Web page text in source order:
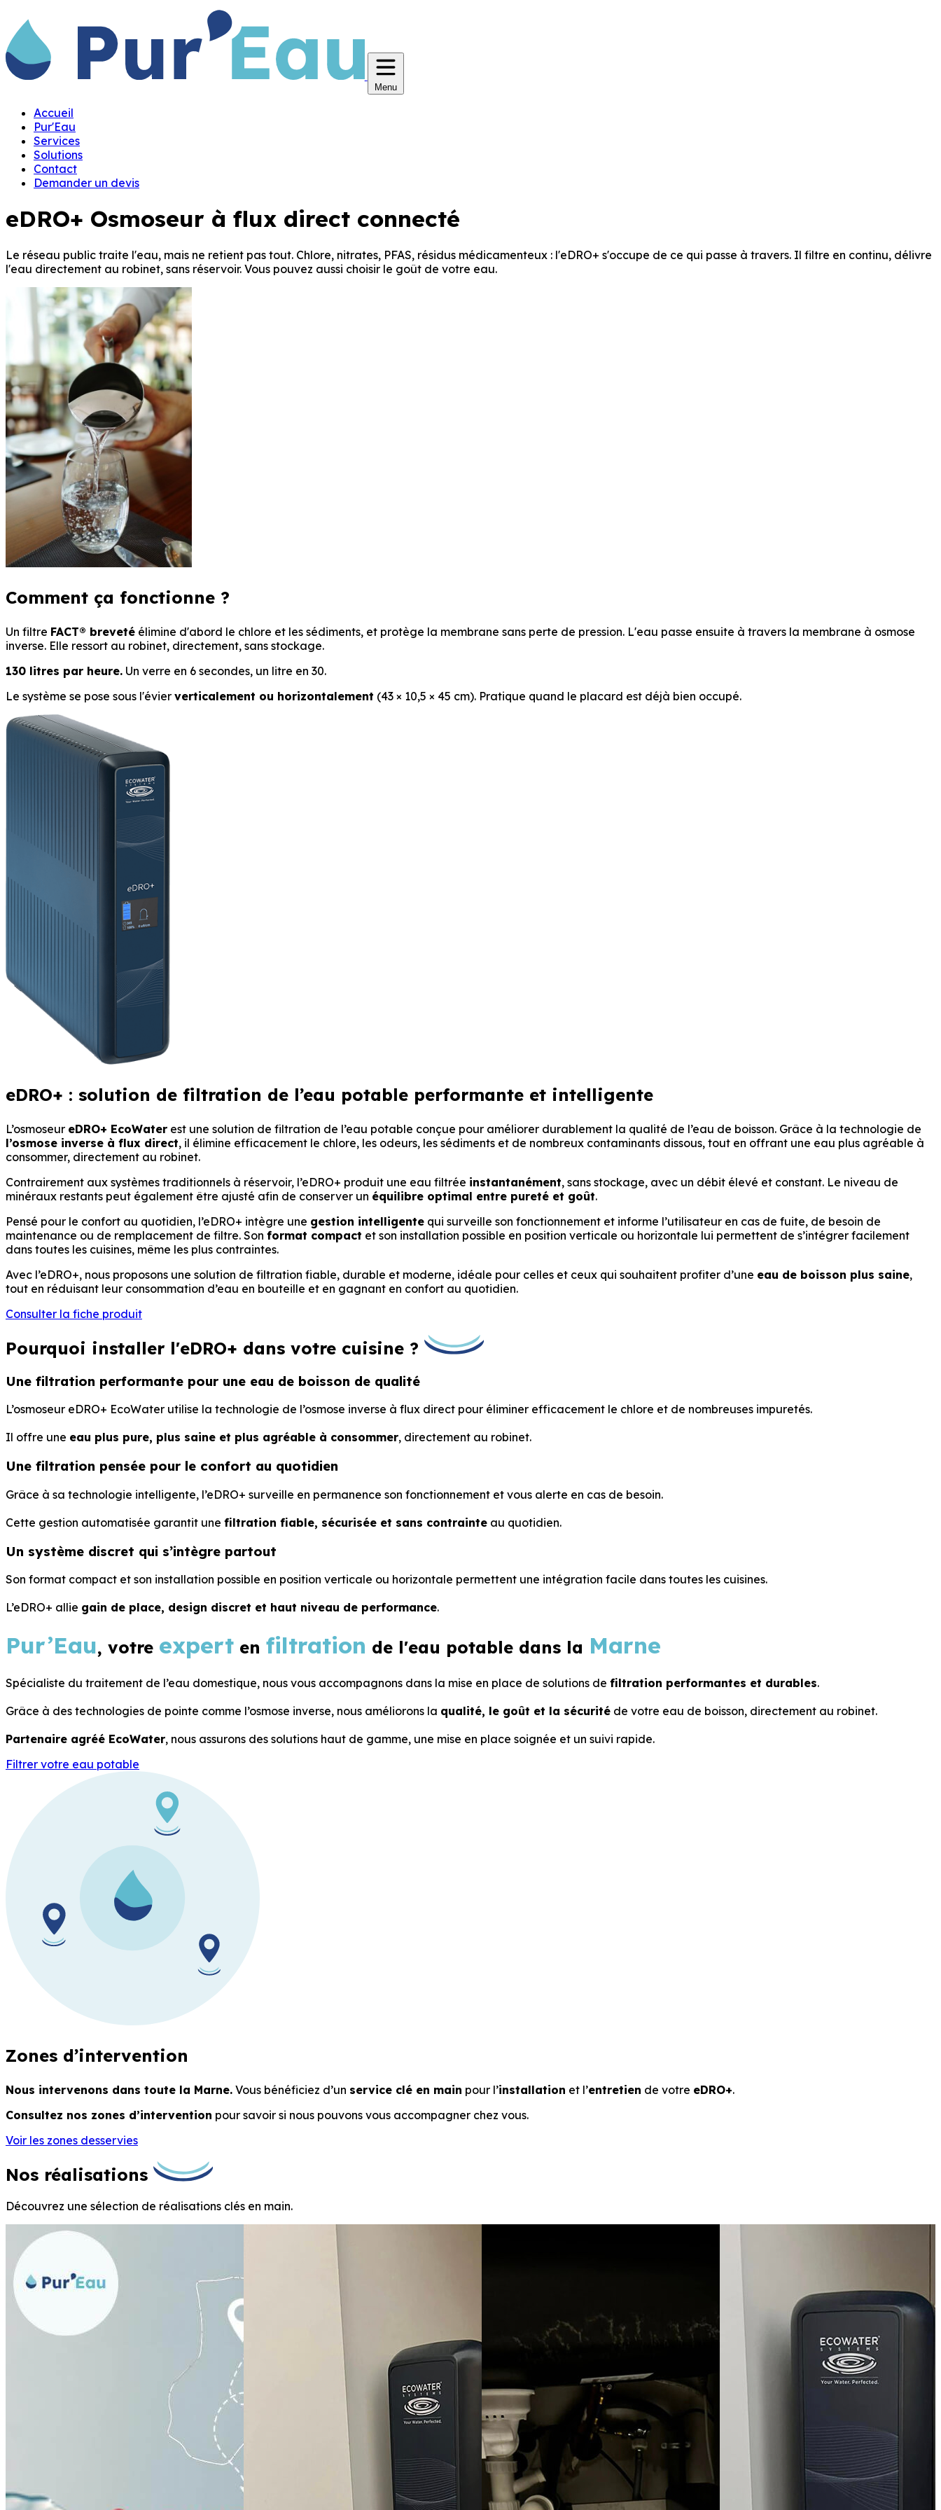
Menu
Accueil
Pur'Eau
Services
Solutions
Contact
Demander un devis
eDRO+ Osmoseur à flux direct connecté
Le réseau public traite l'eau, mais ne retient pas tout. Chlore, nitrates, PFAS, résidus médicamenteux : l'eDRO+ s'occupe de ce qui passe à travers. Il filtre en continu, délivre
l'eau directement au robinet, sans réservoir. Vous pouvez aussi choisir le goût de votre eau.
Comment ça fonctionne ?
Un filtre FACT® breveté élimine d'abord le chlore et les sédiments, et protège la membrane sans perte de pression. L'eau passe ensuite à travers la membrane à osmose
inverse. Elle ressort au robinet, directement, sans stockage.
130 litres par heure. Un verre en 6 secondes, un litre en 30.
Le système se pose sous l'évier verticalement ou horizontalement (43 × 10,5 × 45 cm). Pratique quand le placard est déjà bien occupé.
eDRO+ : solution de filtration de l’eau potable performante et intelligente
L’osmoseur eDRO+ EcoWater est une solution de filtration de l’eau potable conçue pour améliorer durablement la qualité de l’eau de boisson. Grâce à la technologie de
l’osmose inverse à flux direct, il élimine efficacement le chlore, les odeurs, les sédiments et de nombreux contaminants dissous, tout en offrant une eau plus agréable à
consommer, directement au robinet.
Contrairement aux systèmes traditionnels à réservoir, l’eDRO+ produit une eau filtrée instantanément, sans stockage, avec un débit élevé et constant. Le niveau de
minéraux restants peut également être ajusté afin de conserver un équilibre optimal entre pureté et goût.
Pensé pour le confort au quotidien, l’eDRO+ intègre une gestion intelligente qui surveille son fonctionnement et informe l’utilisateur en cas de fuite, de besoin de
maintenance ou de remplacement de filtre. Son format compact et son installation possible en position verticale ou horizontale lui permettent de s’intégrer facilement
dans toutes les cuisines, même les plus contraintes.
Avec l’eDRO+, nous proposons une solution de filtration fiable, durable et moderne, idéale pour celles et ceux qui souhaitent profiter d’une eau de boisson plus saine,
tout en réduisant leur consommation d’eau en bouteille et en gagnant en confort au quotidien.
Consulter la fiche produit
Pourquoi installer l'eDRO+ dans votre cuisine ?
Une filtration performante pour une eau de boisson de qualité
L’osmoseur eDRO+ EcoWater utilise la technologie de l’osmose inverse à flux direct pour éliminer efficacement le chlore et de nombreuses impuretés.
Il offre une eau plus pure, plus saine et plus agréable à consommer, directement au robinet.
Une filtration pensée pour le confort au quotidien
Grâce à sa technologie intelligente, l’eDRO+ surveille en permanence son fonctionnement et vous alerte en cas de besoin.
Cette gestion automatisée garantit une filtration fiable, sécurisée et sans contrainte au quotidien.
Un système discret qui s’intègre partout
Son format compact et son installation possible en position verticale ou horizontale permettent une intégration facile dans toutes les cuisines.
L’eDRO+ allie gain de place, design discret et haut niveau de performance.
Pur’Eau, votre expert en filtration de l'eau potable dans la Marne
Spécialiste du traitement de l’eau domestique, nous vous accompagnons dans la mise en place de solutions de filtration performantes et durables.
Grâce à des technologies de pointe comme l’osmose inverse, nous améliorons la qualité, le goût et la sécurité de votre eau de boisson, directement au robinet.
Partenaire agréé EcoWater, nous assurons des solutions haut de gamme, une mise en place soignée et un suivi rapide.
Filtrer votre eau potable
Zones d’intervention
Nous intervenons dans toute la Marne. Vous bénéficiez d’un service clé en main pour l’installation et l’entretien de votre eDRO+.
Consultez nos zones d’intervention pour savoir si nous pouvons vous accompagner chez vous.
Voir les zones desservies
Nos réalisations
Découvrez une sélection de réalisations clés en main.